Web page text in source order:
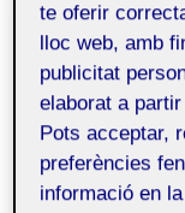
Qui soc?
Inici/ Qui soc?
Públic
te oferir
lloc web, amb
publicitat
elaborat a
Pots acceptar,
preferències
informació en